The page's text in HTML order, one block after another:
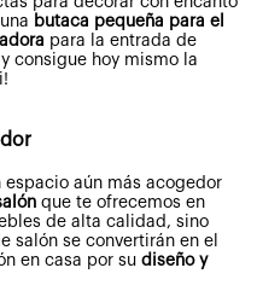
butaca pequeña para el
para la entrada de
consigue hoy mismo la
espacio aún más acogedor
que te ofrecemos en
de alta calidad, sino
salón se convertirán en el
en casa por su diseño y